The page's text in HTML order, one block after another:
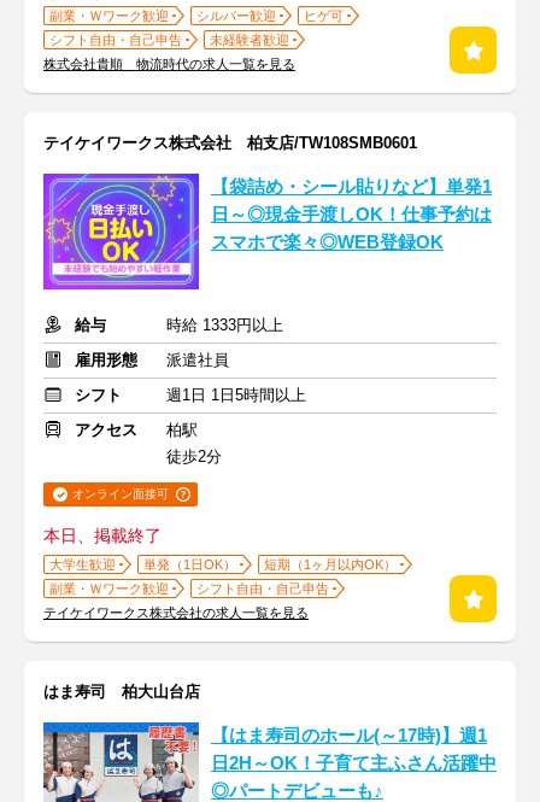
副業・Ｗワーク歓迎 シルバー歓迎
ヒゲ可
シフト自由・自己申告
未経験者歓迎
株式会社貴順 物流時代の求人一覧を見る
テイケイワークス株式会社 柏支店/TW108SMB0601
【袋詰め・シール貼りなど】単発1
日～◎現金手渡しOK！仕事予約は
スマホで楽々◎WEB登録OK
給与
時給 1333円以上
雇用形態
派遣社員
シフト
週1日 1日5時間以上
アクセス
柏駅
徒歩2分
オンライン面接可
本日、掲載終了
大学生歓迎 単発（1日OK）
短期（1ヶ月以内OK）
副業・Ｗワーク歓迎
シフト自由・自己申告
テイケイワークス株式会社の求人一覧を見る
はま寿司 柏大山台店
【はま寿司のホール(～17時)】週1
日2H～OK！子育て主ふさん活躍中
◎パートデビューも♪